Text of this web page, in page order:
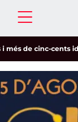
de cinc-cents